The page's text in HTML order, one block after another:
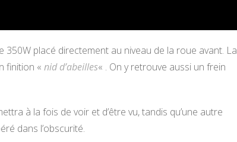
placé directement au niveau de la roue avant. La
finition « nid d’abeilles« . On y retrouve aussi un frein
à la fois de voir et d’être vu, tandis qu’une autre
dans l’obscurité.